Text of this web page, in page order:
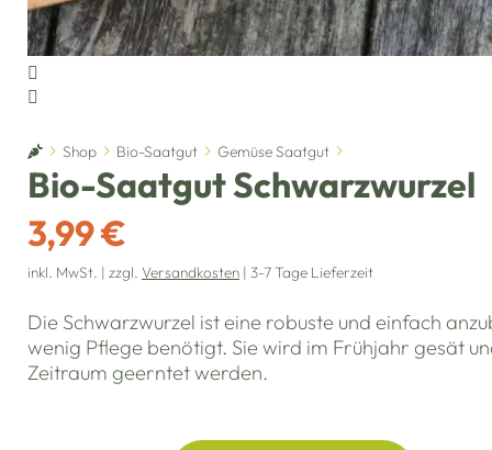
Home
Shop Bio-Saatgut Gemüse Saatgut
Bio-Saatgut Schwarzwurzel
3,99 €
inkl. MwSt. | zzgl. Versandkosten | 3-7 Tage Lieferzeit
Die Schwarzwurzel ist eine robuste und einfach
wenig Pflege benötigt. Sie wird im Frühjahr gesät
Zeitraum geerntet werden.